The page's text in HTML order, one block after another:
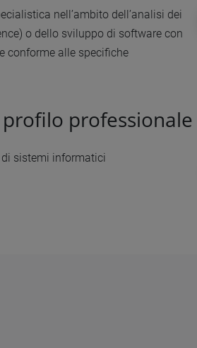
nell’ambito dell’analisi dei
o dello sviluppo di software con
conforme alle specifiche
professionale
sistemi informatici